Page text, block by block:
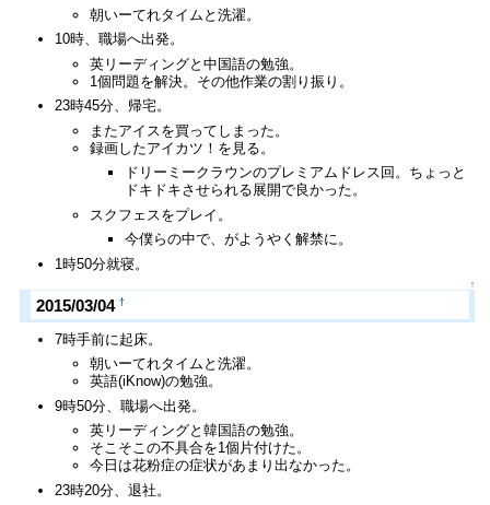
朝いーてれタイムと洗濯。
10時、職場へ出発。
英リーディングと中国語の勉強。
1個問題を解決。その他作業の割り振り。
23時45分、帰宅。
またアイスを買ってしまった。
録画したアイカツ！を見る。
ドリーミークラウンのプレミアムドレス回。ちょっと
ドキドキさせられる展開で良かった。
スクフェスをプレイ。
今僕らの中で、がようやく解禁に。
1時50分就寝。
↑
2015/03/04 †
7時手前に起床。
朝いーてれタイムと洗濯。
英語(iKnow)の勉強。
9時50分、職場へ出発。
英リーディングと韓国語の勉強。
そこそこの不具合を1個片付けた。
今日は花粉症の症状があまり出なかった。
23時20分、退社。